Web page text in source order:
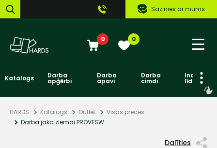
Sazinies ar mums
0 0
Katalogs Darba
apģērbi
Darba
apavi
Darba
cimdi līdzekļi
HARDS Katalogs Outlet
Visas preces
Darba jaka ziemai PROVESW
Dalīties